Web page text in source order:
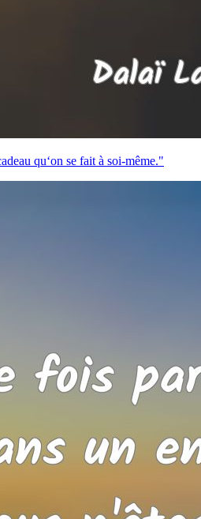
qu‘on se fait à soi-même."